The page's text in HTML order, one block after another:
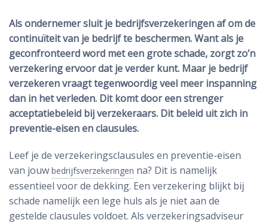
Als ondernemer sluit je bedrijfsverzekeringen af om de
continuïteit van je bedrijf te beschermen. Want als je
geconfronteerd word met een grote schade, zorgt zo’n
verzekering ervoor dat je verder kunt. Maar je bedrijf
verzekeren vraagt tegenwoordig veel meer inspanning
dan in het verleden. Dit komt door een strenger
acceptatiebeleid bij verzekeraars. Dit beleid uit zich in
preventie-eisen en clausules.
Leef je de verzekeringsclausules en preventie-eisen
van jouw bedrijfsverzekeringen na? Dit is namelijk
essentieel voor de dekking. Een verzekering blijkt bij
schade namelijk een lege huls als je niet aan de
gestelde clausules voldoet. Als verzekeringsadviseur